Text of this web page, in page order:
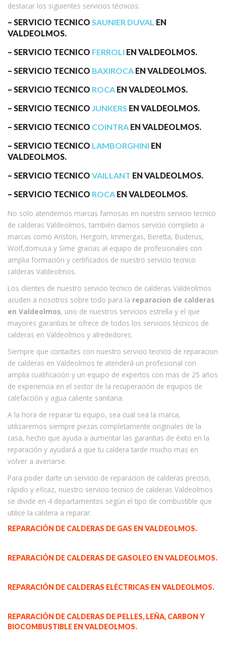
destacar los siguientes servicios técnicos:
– SERVICIO TECNICO SAUNIER DUVAL EN
VALDEOLMOS.
– SERVICIO TECNICO FERROLI EN VALDEOLMOS.
– SERVICIO TECNICO BAXIROCA EN VALDEOLMOS.
– SERVICIO TECNICO ROCA EN VALDEOLMOS.
– SERVICIO TECNICO JUNKERS EN VALDEOLMOS.
– SERVICIO TECNICO COINTRA EN VALDEOLMOS.
– SERVICIO TECNICO LAMBORGHINI EN
VALDEOLMOS.
– SERVICIO TECNICO VAILLANT EN VALDEOLMOS.
– SERVICIO TECNICO ROCA EN VALDEOLMOS.
No solo atendemos marcas famosas en nuestro servicio tecnico
de calderas Valdeolmos, también damos servicio completo a
marcas como Ariston, Hergom, Immergas, Beretta, Buderus,
Wolf,domusa y Sime gracias al equipo de profesionales con
amplia formación y certificados de nuestro servicio tecnico
calderas Valdeolmos.
Los clientes de nuestro servicio tecnico de calderas Valdeolmos
acuden a nosotros sobre todo para la reparacion de calderas
en Valdeolmos, uno de nuestros servicios estrella y el que
mayores garantias te ofrece de todos los servicios técnicos de
calderas en Valdeolmos y alrededores.
Siempre que contactes con nuestro servicio tecnico de reparacion
de calderas en Valdeolmos te atenderá un profesional con
amplia cualificación y un equipo de expertos con mas de 25 años
de experiencia en el sector de la recuperación de equipos de
calefacción y agua caliente sanitaria.
A la hora de reparar tu equipo, sea cual sea la marca,
utilizaremos siempre piezas completamente originales de la
casa, hecho que ayuda a aumentar las garantias de éxito en la
reparación y ayudará a que tu caldera tarde mucho mas en
volver a averiarse.
Para poder darte un servicio de reparacion de calderas preciso,
rápido y eficaz, nuestro servicio tecnico de calderas Valdeolmos
se divide en 4 departamentos según el tipo de combustible que
utilice la caldera a reparar:
REPARACIÓN DE CALDERAS DE GAS EN VALDEOLMOS.
REPARACIÓN DE CALDERAS DE GASOLEO EN VALDEOLMOS.
REPARACIÓN DE CALDERAS ELÉCTRICAS EN VALDEOLMOS.
REPARACIÓN DE CALDERAS DE PELLES, LEÑA, CARBON Y
BIOCOMBUSTIBLE EN VALDEOLMOS.